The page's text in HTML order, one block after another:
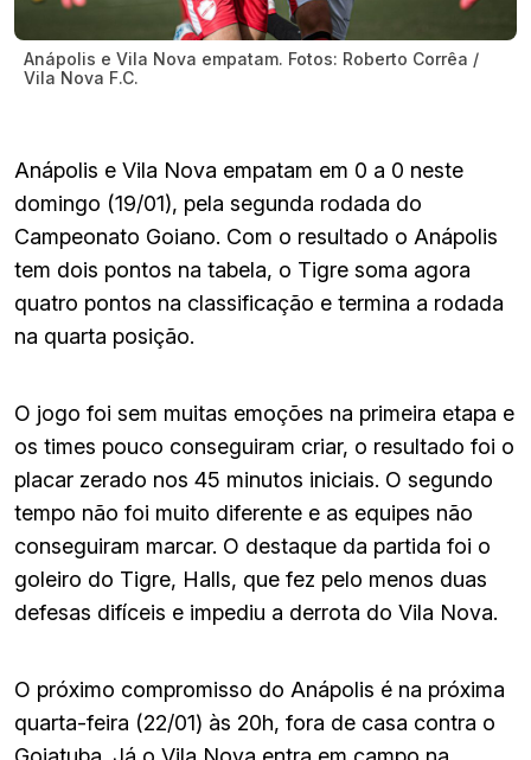
Anápolis e Vila Nova empatam. Fotos: Roberto Corrêa /
Vila Nova F.C.
Anápolis e Vila Nova empatam em 0 a 0 neste
domingo (19/01), pela segunda rodada do
Campeonato Goiano. Com o resultado o Anápolis
tem dois pontos na tabela, o Tigre soma agora
quatro pontos na classificação e termina a rodada
na quarta posição.
O jogo foi sem muitas emoções na primeira etapa e
os times pouco conseguiram criar, o resultado foi o
placar zerado nos 45 minutos iniciais. O segundo
tempo não foi muito diferente e as equipes não
conseguiram marcar. O destaque da partida foi o
goleiro do Tigre, Halls, que fez pelo menos duas
defesas difíceis e impediu a derrota do Vila Nova.
O próximo compromisso do Anápolis é na próxima
quarta-feira (22/01) às 20h, fora de casa contra o